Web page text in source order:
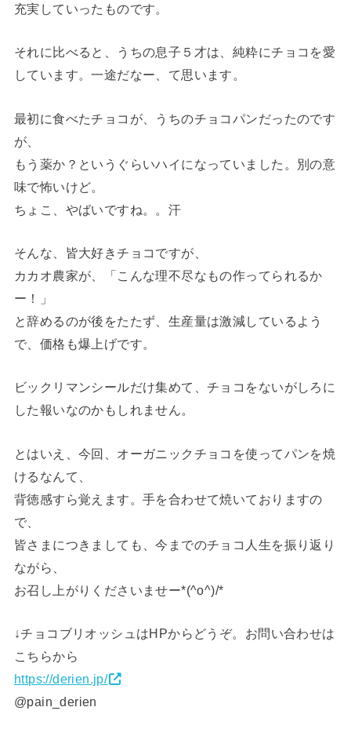
充実していったものです。
それに比べると、うちの息子５才は、純粋にチョコを愛
しています。一途だなー、て思います。
最初に食べたチョコが、うちのチョコパンだったのです
が、
もう薬か？というぐらいハイになっていました。別の意
味で怖いけど。
ちょこ、やばいですね。。汗
そんな、皆大好きチョコですが、
カカオ農家が、「こんな理不尽なもの作ってられるか
ー！」
と辞めるのが後をたたず、生産量は激減しているよう
で、価格も爆上げです。
ビックリマンシールだけ集めて、チョコをないがしろに
した報いなのかもしれません。
とはいえ、今回、オーガニックチョコを使ってパンを焼
けるなんて、
背徳感すら覚えます。手を合わせて焼いておりますの
で、
皆さまにつきましても、今までのチョコ人生を振り返り
ながら、
お召し上がりくださいませー*(^o^)/*
↓チョコブリオッシュはHPからどうぞ。お問い合わせは
こちらから
https://derien.jp/
@pain_derien